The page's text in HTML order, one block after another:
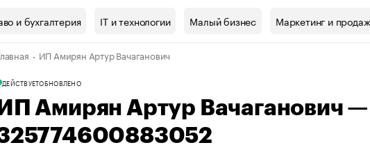
Проверка контрагентов
валюты
и бухгалтерия IT и технологии Малый бизнес Маркетинг и
ИП Амирян Артур Вачаганович
ДЕЙСТВУЕТОБНОВЛЕНО
ИП Амирян Артур Вачаганович